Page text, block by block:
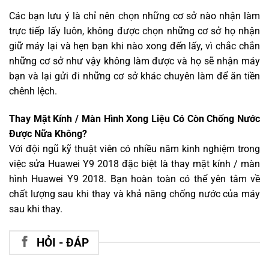
Các bạn lưu ý là chỉ nên chọn những cơ sở nào nhận làm
trực tiếp lấy luôn, không được chọn những cơ sở họ nhận
giữ máy lại và hẹn bạn khi nào xong đến lấy, vì chắc chắn
những cơ sở như vậy không làm được và họ sẽ nhận máy
bạn và lại gửi đi những cơ sở khác chuyên làm để ăn tiền
chênh lệch.
Thay Mặt Kính / Màn Hình Xong Liệu Có Còn Chống Nước
Được Nữa Không?
Với đội ngũ kỹ thuật viên có nhiều năm kinh nghiệm trong
việc sửa Huawei Y9 2018 đặc biệt là thay mặt kính / màn
hình Huawei Y9 2018. Bạn hoàn toàn có thể yên tâm về
chất lượng sau khi thay và khả năng chống nước của máy
sau khi thay.
HỎI - ĐÁP